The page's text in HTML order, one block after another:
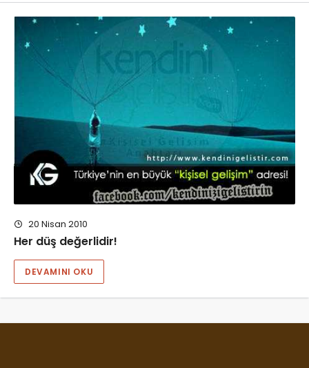
20 Nisan 2010
Her düş değerlidir!
DEVAMINI OKU